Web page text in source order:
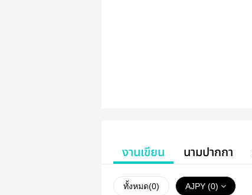
งานเขียน นามปากกา
ทั้งหมด(0) AJPY (0)